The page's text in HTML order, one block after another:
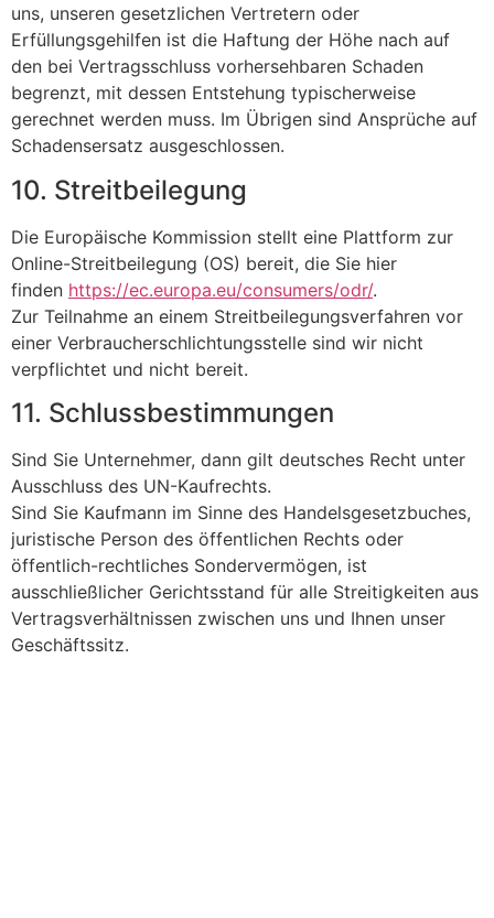
uns, unseren gesetzlichen Vertretern oder
Erfüllungsgehilfen ist die Haftung der Höhe nach auf
den bei Vertragsschluss vorhersehbaren Schaden
begrenzt, mit dessen Entstehung typischerweise
gerechnet werden muss. Im Übrigen sind Ansprüche auf
Schadensersatz ausgeschlossen.
10. Streitbeilegung
Die Europäische Kommission stellt eine Plattform zur
Online-Streitbeilegung (OS) bereit, die Sie hier
finden https://ec.europa.eu/consumers/odr/.
Zur Teilnahme an einem Streitbeilegungsverfahren vor
einer Verbraucherschlichtungsstelle sind wir nicht
verpflichtet und nicht bereit.
11. Schlussbestimmungen
Sind Sie Unternehmer, dann gilt deutsches Recht unter
Ausschluss des UN-Kaufrechts.
Sind Sie Kaufmann im Sinne des Handelsgesetzbuches,
juristische Person des öffentlichen Rechts oder
öffentlich-rechtliches Sondervermögen, ist
ausschließlicher Gerichtsstand für alle Streitigkeiten aus
Vertragsverhältnissen zwischen uns und Ihnen unser
Geschäftssitz.